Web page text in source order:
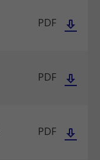
PDF
PDF
PDF